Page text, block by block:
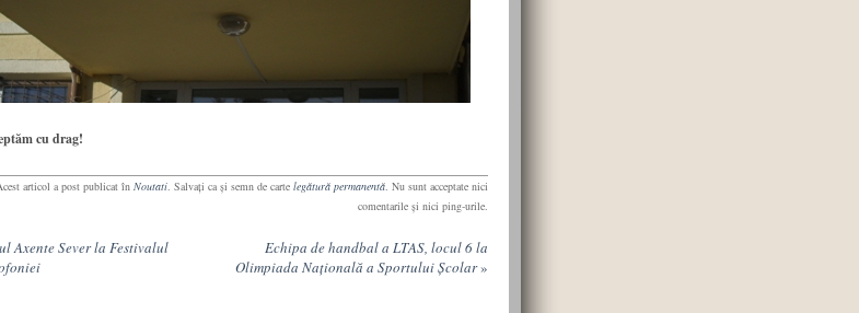
cu drag!
articol a post publicat în Noutati. Salvaţi ca şi semn de carte legătură permanentă. Nu sunt acceptate nici
comentarile şi nici ping-urile.
Axente Sever la Festivalul
Echipa de handbal a LTAS, locul 6 la
Olimpiada Națională a Sportului Școlar»